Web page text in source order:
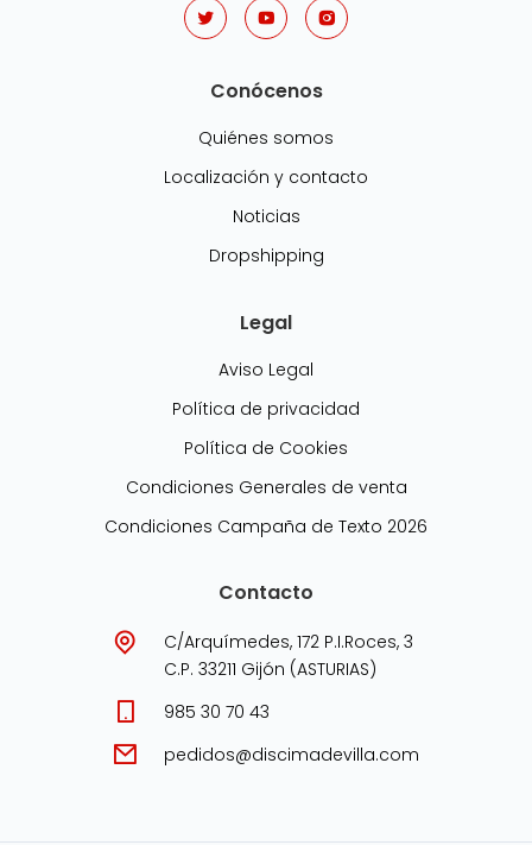
Conócenos
Quiénes somos
Localización y contacto
Noticias
Dropshipping
Legal
Aviso Legal
Política de privacidad
Política de Cookies
Condiciones Generales de venta
Condiciones Campaña de Texto 2026
Contacto
C/Arquímedes, 172 P.I.Roces, 3
C.P. 33211 Gijón (ASTURIAS)
985 30 70 43
pedidos@discimadevilla.com